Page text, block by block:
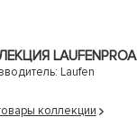
LAUFENPROA
Laufen
коллекции